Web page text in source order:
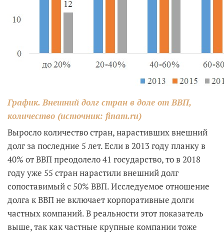
График. Внешний долг стран в доле от ВВП,
количество (источник: finam.ru)
Выросло количество стран, нарастивших внешний
долг за последние 5 лет. Если в 2013 году планку в
40% от ВВП преодолело 41 государство, то в 2018
году уже 55 стран нарастили внешний долг
сопоставимый с 50% ВВП. Исследуемое отношение
долга к ВВП не включает корпоративные долги
частных компаний. В реальности этот показатель
выше, так как частные крупные компании тоже